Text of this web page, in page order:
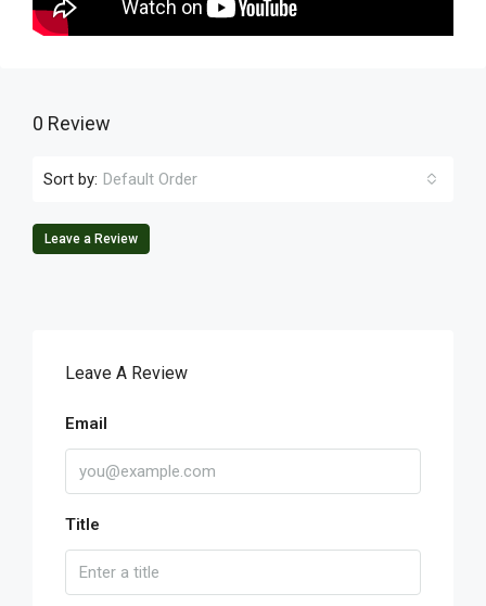
0 Review
Sort by: Default Order
Leave a Review
Leave A Review
Email
Title